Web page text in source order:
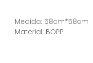
Medida: 58cm*58cm
Material: BOPP